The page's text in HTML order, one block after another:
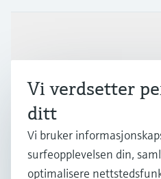
Industrier
Kundestøtte
Vi verdsetter
ditt
Vi bruker
surfeopplevelsen din,
optimalisere